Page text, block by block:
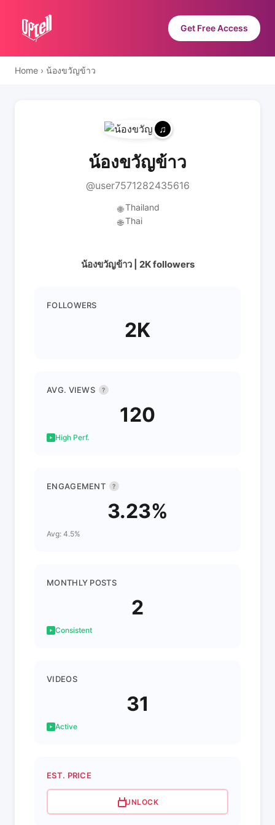
Get Free Access
Home › น้องขวัญข้าว
น้องขวัญข้าว
@user7571282435616
🌐 Thailand
🌐 Thai
น้องขวัญข้าว | 2K followers
FOLLOWERS
2K
AVG. VIEWS ?
120
High Perf.
ENGAGEMENT ?
3.23%
Avg: 4.5%
MONTHLY POSTS
2
Consistent
VIDEOS
31
Active
EST. PRICE
UNLOCK